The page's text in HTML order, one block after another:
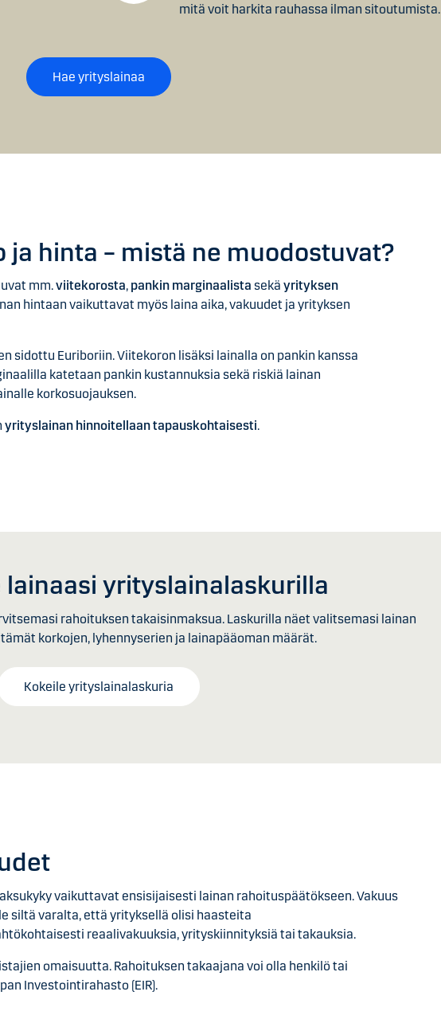
mitä voit harkita rauhassa ilman sitoutumista.
Hae yrityslainaa
ja hinta – mistä ne muodostuvat?
mm.viitekorosta, pankin marginaalista sekä yrityksen
hintaan vaikuttavat myös laina aika, vakuudet ja yrityksen
sidottu Euriboriin. Viitekoron lisäksi lainalla on pankin kanssa
katetaan pankin kustannuksia sekä riskiä lainan
korkosuojauksen.
yrityslainan hinnoitellaan tapauskohtaisesti.
lainaasi yrityslainalaskurilla
rahoituksen takaisinmaksua. Laskurilla näet valitsemasi lainan
korkojen, lyhennyserien ja lainapääoman määrät.
Kokeile yrityslainalaskuria
vaikuttavat ensisijaisesti lainan rahoituspäätökseen. Vakuus
siltä varalta, että yrityksellä olisi haasteita
reaalivakuuksia, yrityskiinnityksiä tai takauksia.
omaisuutta. Rahoituksen takaajana voi olla henkilö tai
Investointirahasto (EIR).